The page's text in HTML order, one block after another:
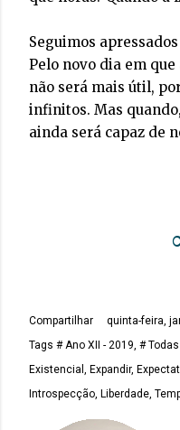
Seguimos
Pelo novo dia em
não será mais útil,
infinitos. Mas
ainda será capaz de
Compartilhar
quinta-feira,
Tags # Ano XII - 2019 #
Existencial
Expandir
Introspecção Liberdade